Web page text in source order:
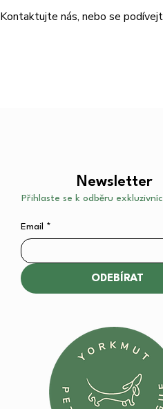
Kontaktujte nás, nebo se
Email *
ODEBÍRAT
Newsletter
Přihlaste se k odběru